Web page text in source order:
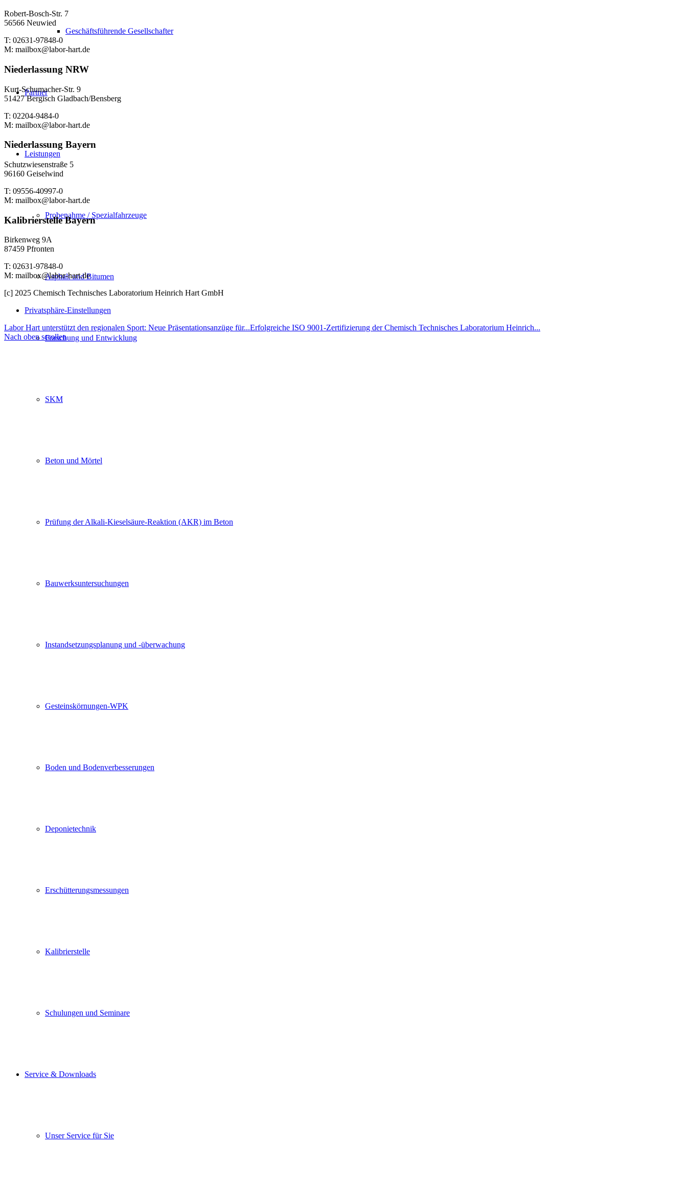
Geschäftsführende Gesellschafter
Partner
Leistungen
Probenahme / Spezialfahrzeuge
Asphalt und Bitumen
Forschung und Entwicklung
SKM
Beton und Mörtel
Prüfung der Alkali-Kieselsäure-Reaktion (AKR) im Beton
Bauwerksuntersuchungen
Instandsetzungsplanung und -überwachung
Gesteinskörnungen-WPK
Boden und Bodenverbesserungen
Deponietechnik
Erschütterungsmessungen
Kalibrierstelle
Schulungen und Seminare
Service & Downloads
Unser Service für Sie
Robert-Bosch-Str. 7
56566 Neuwied
T: 02631-97848-0
M: mailbox@labor-hart.de
Niederlassung NRW
Kurt-Schumacher-Str. 9
51427 Bergisch Gladbach/Bensberg
T: 02204-9484-0
M: mailbox@labor-hart.de
Niederlassung Bayern
Schutzwiesenstraße 5
96160 Geiselwind
T: 09556-40997-0
M: mailbox@labor-hart.de
Kalibrierstelle Bayern
Birkenweg 9A
87459 Pfronten
T: 02631-97848-0
M: mailbox@labor-hart.de
[c] 2025 Chemisch Technisches Laboratorium Heinrich Hart GmbH
Privatsphäre-Einstellungen
Labor Hart unterstützt den regionalen Sport: Neue Präsentationsanzüge für...Erfolgreiche ISO 9001-Zertifizierung der Chemisch Technisches Laboratorium Heinrich...
Nach oben scrollen
Ihr Name (Pflichtfeld)